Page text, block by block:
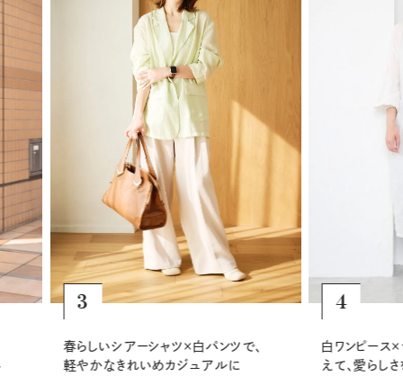
4
白ワンピース×デニムパンツに赤を添
えて、愛らしさをひとさじ
5
淡いスト
効かせて